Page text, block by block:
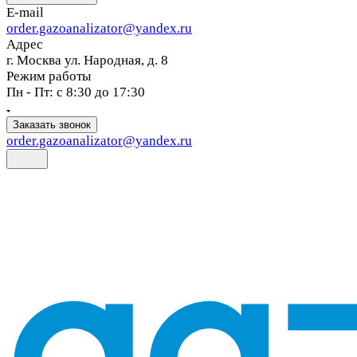
E-mail
order.gazoanalizator@yandex.ru
Адрес
г. Москва ул. Народная, д. 8
Режим работы
Пн - Пт: с 8:30 до 17:30
Заказать звонок
order.gazoanalizator@yandex.ru